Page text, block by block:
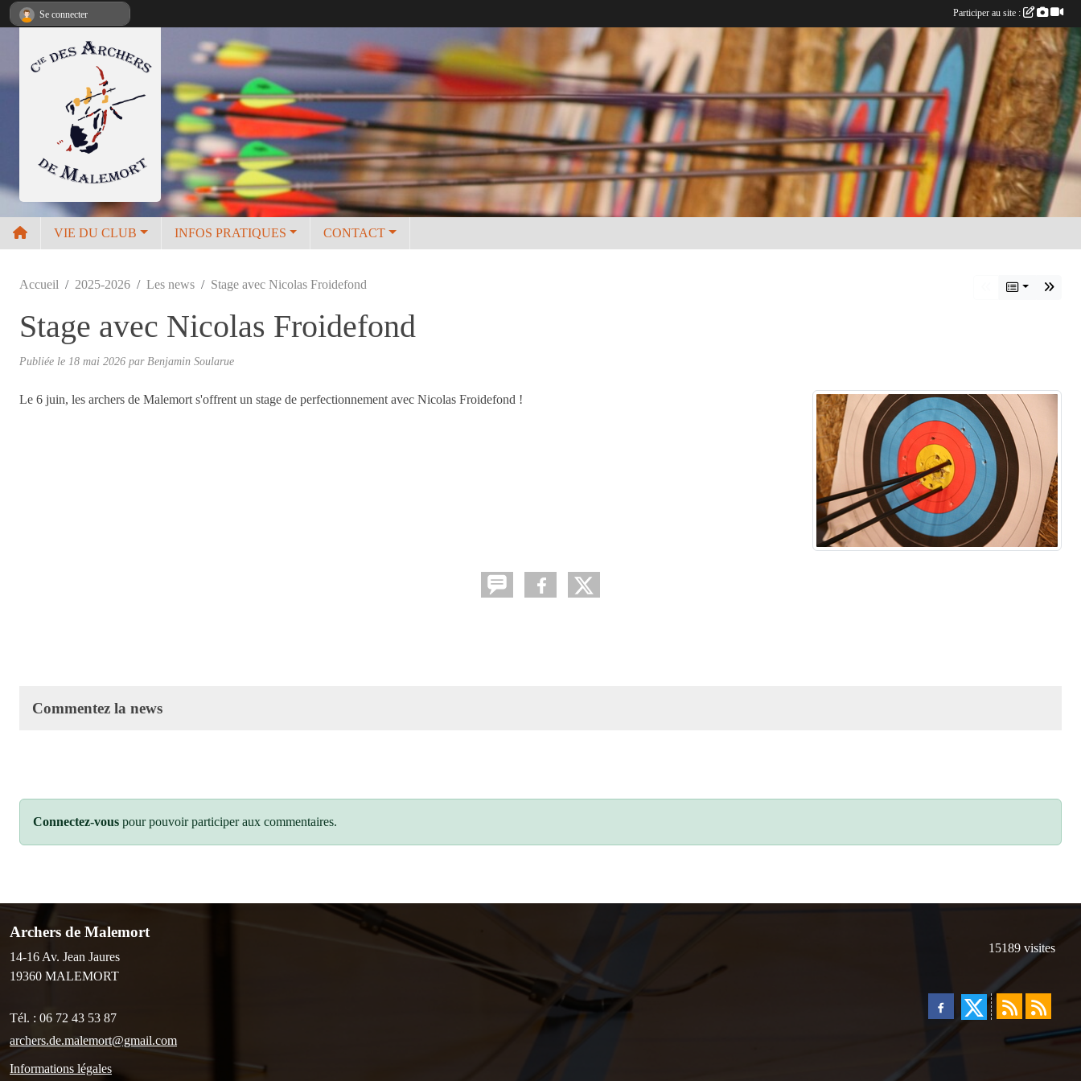
VIE DU CLUB INFOS PRATIQUES CONTACT
Accueil 2025-2026 Les news Stage avec Nicolas Froidefond
Stage avec Nicolas Froidefond
Publiée le 18 mai 2026 par Benjamin Soularue
Le 6 juin, les archers de Malemort s'offrent un stage de perfectionnement avec Nicolas Froidefond !
Commentez la news
Connectez-vous pour pouvoir participer aux commentaires.
Archers de Malemort
14-16 Av. Jean Jaures
19360 MALEMORT
Tél. : 06 72 43 53 87
archers.de.malemort@gmail.com
Informations légales
15189 visites
Se connecter Participer au site :
Panneau de gestion des cookies